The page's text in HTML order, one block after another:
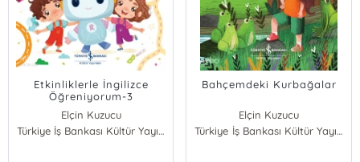
Etkinliklerle İngilizce
Öğreniyorum-3
Elçin Kuzucu
Türkiye İş Bankası Kültür Yayınları
Bahçemdeki Kurbağalar
Elçin Kuzucu
Türkiye İş Bankası Kültür Yayınları